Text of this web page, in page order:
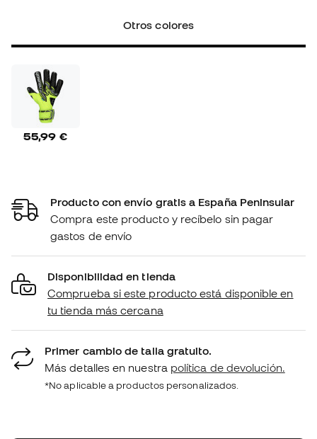
Otros colores
55,99 €
Producto con envío gratis a España Peninsular
Compra este producto y recíbelo sin pagar
gastos de envío
Disponibilidad en tienda
Comprueba si este producto está disponible en
tu tienda más cercana
Primer cambio de talla gratuito.
Más detalles en nuestra política de devolución.
*No aplicable a productos personalizados.